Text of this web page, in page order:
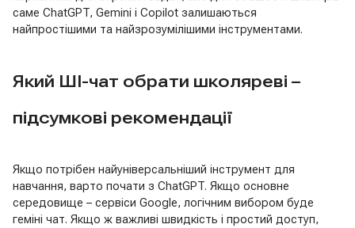
саме ChatGPT, Gemini і Copilot залишаються
найпростішими та найзрозумілішими інструментами.
Який ШІ-чат обрати школяреві –
підсумкові рекомендації
Якщо потрібен найуніверсальніший інструмент для
навчання, варто почати з ChatGPT. Якщо основне
середовище – сервіси Google, логічним вибором буде
геміні чат. Якщо ж важливі швидкість і простий доступ,